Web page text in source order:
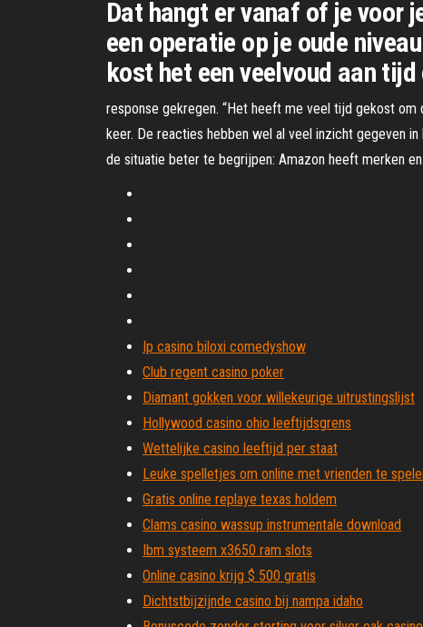
Dat hangt er vanaf of je voor
een operatie op je oude
kost het een veelvoud aan
response gekregen. “Het heeft me veel tijd gekost
keer. De reacties hebben wel al veel inzicht gegeven
de situatie beter te begrijpen: Amazon heeft merken
Ip casino biloxi comedyshow
Club regent casino poker
Diamant gokken voor willekeurige uitrustingslijst
Hollywood casino ohio leeftijdsgrens
Wettelijke casino leeftijd per staat
Leuke spelletjes om online met vrienden te
Gratis online replaye texas holdem
Clams casino wassup instrumentale download
Ibm systeem x3650 ram slots
Online casino krijg $ 500 gratis
Dichtstbijzijnde casino bij nampa idaho